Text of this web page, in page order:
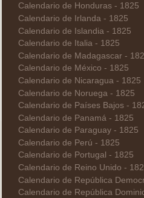
Calendario de Honduras - 1825
Calendario de Irlanda - 1825
Calendario de Islandia - 1825
Calendario de Italia - 1825
Calendario de Madagascar -
Calendario de México - 1825
Calendario de Nicaragua - 1825
Calendario de Noruega - 1825
Calendario de Países Bajos -
Calendario de Panamá - 1825
Calendario de Paraguay - 1825
Calendario de Perú - 1825
Calendario de Portugal - 1825
Calendario de Reino Unido -
Calendario de República
Calendario de República